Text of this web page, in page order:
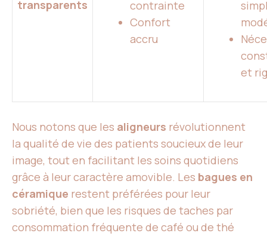
transparents
contrainte
Confort
accru
et
Nous notons que les aligneurs révolutionnent
la qualité de vie des patients soucieux de leur
image, tout en facilitant les soins quotidiens
grâce à leur caractère amovible. Les bagues en
céramique restent préférées pour leur
sobriété, bien que les risques de taches par
consommation fréquente de café ou de thé